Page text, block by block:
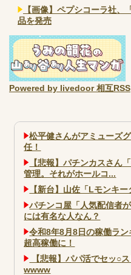
【画像】ペプシコーラ社
品を発売
Powered by livedoor 相互RSS
松平健さんがアミューズ
任！
【悲報】パチンカスさん
管理。それがホールコ...
【新台】山佐「Lモンキ
パチンコ屋「人気配信者
には有名な人なん？
令和8年8月8日の稼働ラ
超高稼働に！
【悲報】パパ活でセッ○
wwww